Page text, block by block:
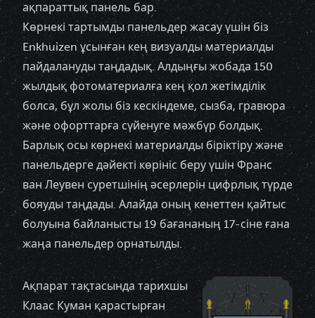
ақпараттық панель бар.
Көрнекі тартымды панельдер жасау үшін біз
Enkhuizen ұсынған кең визуалды материалды
пайдалануды таңдадық. Алдыңғы жобада 150
жылдық фотоматериалға кең қол жетімділік
болса, бұл жолы біз кескіндеме, сызба, гравюра
және офорттарға сүйенуге мәжбүр болдық.
Барлық осы көрнекі материалды біріктіру және
панельдерге дәйекті көрініс беру үшін Франс
ван Леувен суретшінің әсерлерін цифрлық түрде
бояуды таңдады. Алайда оның кенеттен қайтыс
болуына байланысты 19 бағананың 17-сіне ғана
жаңа панельдер орнатылды.
Ақпарат тақтасында тарихшы
Клаас Куман қарастырған